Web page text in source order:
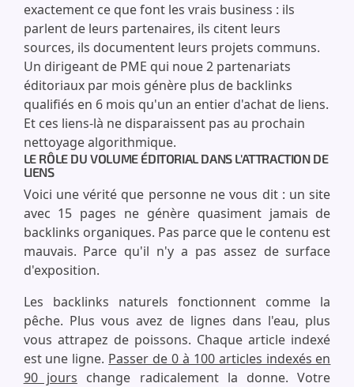
exactement ce que font les vrais business : ils
parlent de leurs partenaires, ils citent leurs
sources, ils documentent leurs projets communs.
Un dirigeant de PME qui noue 2 partenariats
éditoriaux par mois génère plus de backlinks
qualifiés en 6 mois qu'un an entier d'achat de liens.
Et ces liens-là ne disparaissent pas au prochain
nettoyage algorithmique.
LE RÔLE DU VOLUME ÉDITORIAL DANS L'ATTRACTION DE
LIENS
Voici une vérité que personne ne vous dit : un site
avec 15 pages ne génère quasiment jamais de
backlinks organiques. Pas parce que le contenu est
mauvais. Parce qu'il n'y a pas assez de surface
d'exposition.
Les backlinks naturels fonctionnent comme la
pêche. Plus vous avez de lignes dans l'eau, plus
vous attrapez de poissons. Chaque article indexé
est une ligne. Passer de 0 à 100 articles indexés en
90 jours change radicalement la donne. Votre